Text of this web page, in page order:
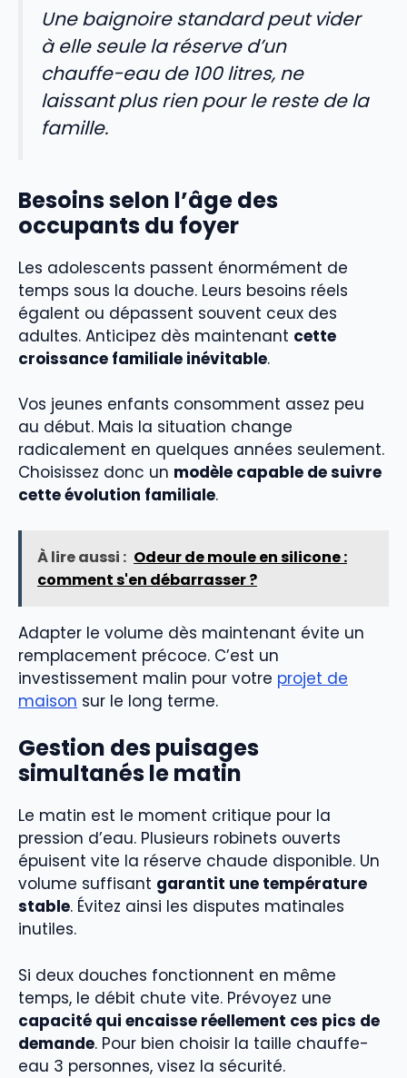
Une baignoire standard peut vider
à elle seule la réserve d’un
chauffe-eau de 100 litres, ne
laissant plus rien pour le reste de la
famille.
Besoins selon l’âge des
occupants du foyer
Les adolescents passent énormément de
temps sous la douche. Leurs besoins réels
égalent ou dépassent souvent ceux des
adultes. Anticipez dès maintenant cette
croissance familiale inévitable.
Vos jeunes enfants consomment assez peu
au début. Mais la situation change
radicalement en quelques années seulement.
Choisissez donc un modèle capable de suivre
cette évolution familiale.
À lire aussi : Odeur de moule en silicone :
comment s'en débarrasser ?
Adapter le volume dès maintenant évite un
remplacement précoce. C’est un
investissement malin pour votre projet de
maison sur le long terme.
Gestion des puisages
simultanés le matin
Le matin est le moment critique pour la
pression d’eau. Plusieurs robinets ouverts
épuisent vite la réserve chaude disponible. Un
volume suffisant garantit une température
stable. Évitez ainsi les disputes matinales
inutiles.
Si deux douches fonctionnent en même
temps, le débit chute vite. Prévoyez une
capacité qui encaisse réellement ces pics de
demande. Pour bien choisir la taille chauffe-
eau 3 personnes, visez la sécurité.